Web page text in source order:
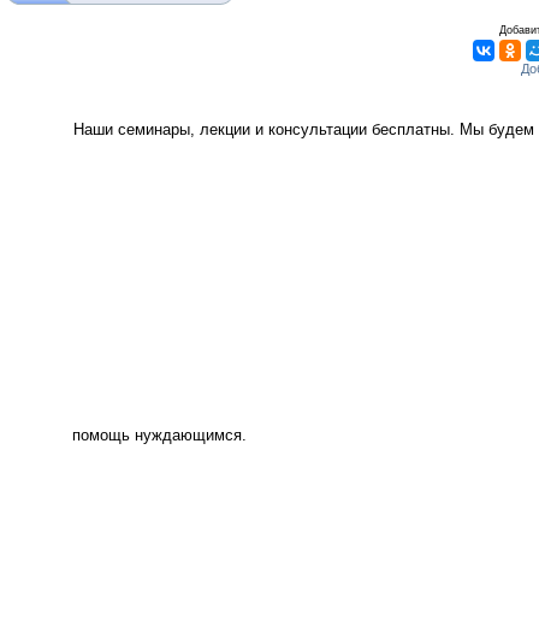
Наши семинары, лекции и консультации бесплатны. Мы
помощь нуждающимся.